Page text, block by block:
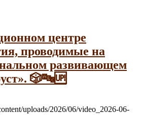
центре
проводимые на
развивающем
🎲🔤🆙
uploads/2026/06/video_2026-06-